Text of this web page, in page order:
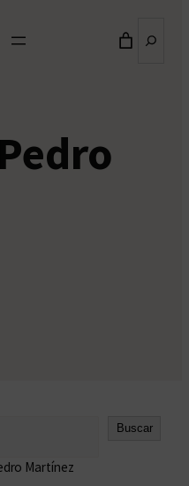
Pedro
Buscar
Martínez